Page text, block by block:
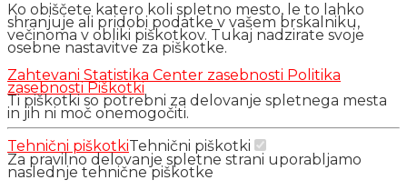
Ko obiščete katero koli spletno mesto, le to lahko
shranjuje ali pridobi podatke v vašem brskalniku,
večinoma v obliki piškotkov. Tukaj nadzirate svoje
osebne nastavitve za piškotke.
Zahtevani Statistika Center zasebnosti Politika
zasebnosti Piškotki
Ti piškotki so potrebni za delovanje spletnega mesta
in jih ni moč onemogočiti.
Tehnični piškotkiTehnični piškotki
Za pravilno delovanje spletne strani uporabljamo
naslednje tehnične piškotke